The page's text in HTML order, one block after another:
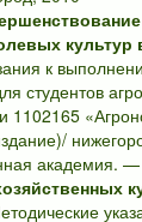
культур
к
студентов
1102165
академия.